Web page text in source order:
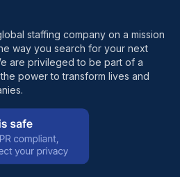
staffing company on a mission
way you search for your next
are privileged to be part of a
power to transform lives and